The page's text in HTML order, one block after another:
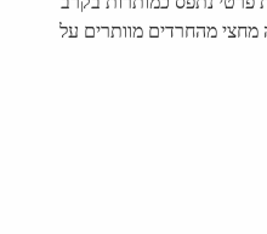
מחצי מהחרדים מוותרים על